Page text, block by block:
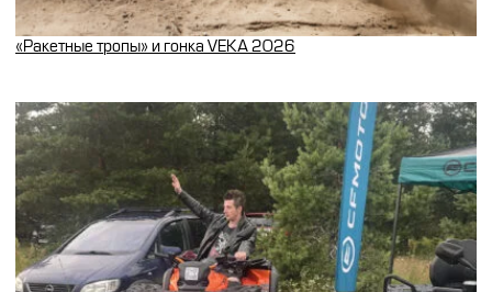
«Ракетные тропы» и гонка VEKA 2026